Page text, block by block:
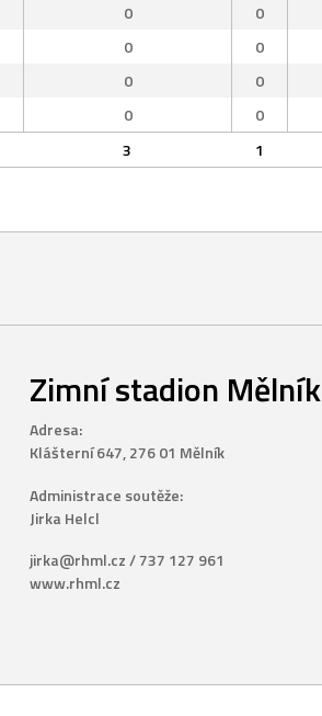
0 0
0 0
0 0
0 0
3 1
Zimní stadion Mělník
Adresa:
Klášterní 647, 276 01 Mělník
Administrace soutěže:
Jirka Helcl
jirka@rhml.cz / 737 127 961
www.rhml.cz